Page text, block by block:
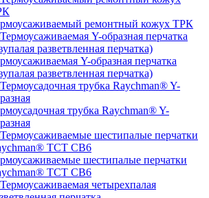
ремонтный кожух ТРК
Y-образная перчатка
разветвленная перчатка)
трубка Raychman® Y-
шестипалые перчатки
ТСТ СВ6